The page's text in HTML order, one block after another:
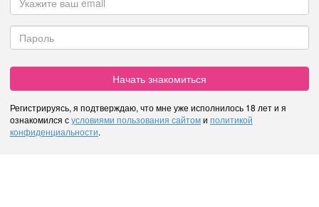
Начать знакомиться
Регистрируясь, я подтверждаю, что мне уже исполнилось 18 лет и я
ознакомился сусловиями пользования сайтоми политикой
конфиденциальности.